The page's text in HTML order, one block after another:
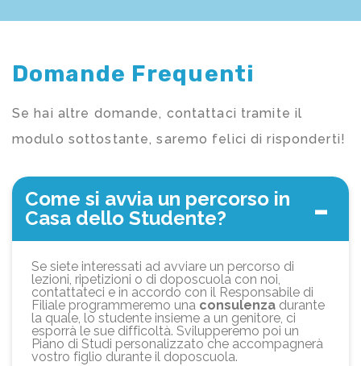
Domande Frequenti
Se hai altre domande, contattaci tramite il
modulo sottostante, saremo felici di risponderti!
Come si avvia un percorso in
Casa dello Studente?
Se siete interessati ad avviare un percorso di
lezioni, ripetizioni o di doposcuola con noi,
contattateci e in accordo con il Responsabile di
Filiale programmeremo una consulenza durante
la quale, lo studente insieme a un genitore, ci
esporrà le sue difficoltà. Svilupperemo poi un
Piano di Studi personalizzato che accompagnerà
vostro figlio durante il doposcuola.